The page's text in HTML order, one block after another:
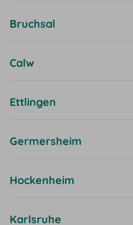
Bruchsal
Calw
Ettlingen
Germersheim
Hockenheim
Karlsruhe